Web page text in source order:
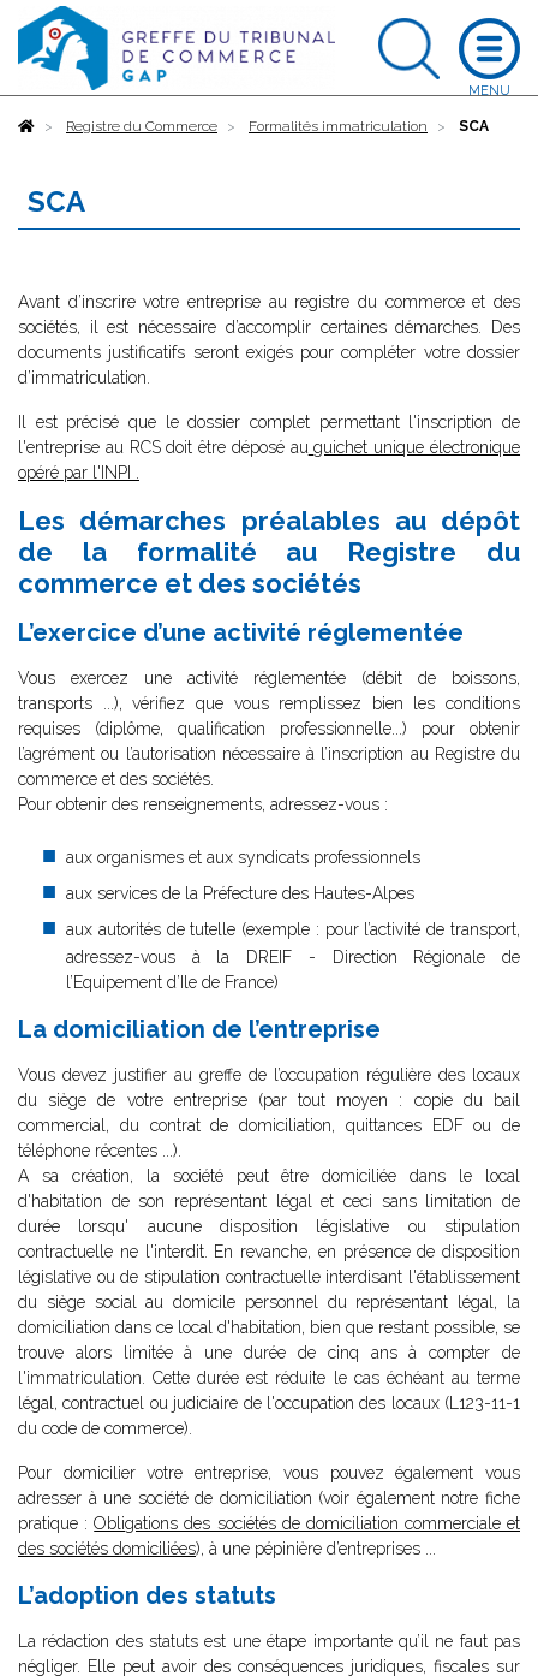
AccueilRegistre du Commerce Formalités immatriculation SCA
SCA
Avant d’inscrire votre entreprise au registre du commerce et des
sociétés, il est nécessaire d’accomplir certaines démarches. Des
documents justificatifs seront exigés pour compléter votre dossier
d’immatriculation.
Il est précisé que le dossier complet permettant l'inscription de
l'entreprise au RCS doit être déposé au guichet unique électronique
opéré par l'INPI
Les démarches préalables au dépôt
de la formalité au Registre du
commerce et des sociétés
L’exercice d’une activité réglementée
Vous exercez une activité réglementée (débit de boissons,
transports ...), vérifiez que vous remplissez bien les conditions
requises (diplôme, qualification professionnelle...) pour obtenir
l’agrément ou l’autorisation nécessaire à l’inscription au Registre du
commerce et des sociétés.
Pour obtenir des renseignements, adressez-vous :
aux organismes et aux syndicats professionnels
aux services de la Préfecture des Hautes-Alpes
aux autorités de tutelle (exemple : pour l’activité de transport,
adressez-vous à la DREIF - Direction Régionale de
l’Equipement d’Ile de France)
La domiciliation de l’entreprise
Vous devez justifier au greffe de l’occupation régulière des locaux
du siège de votre entreprise (par tout moyen : copie du bail
commercial, du contrat de domiciliation, quittances EDF ou de
téléphone récentes ...).
A sa création, la société peut être domiciliée dans le local
d'habitation de son représentant légal et ceci sans limitation de
durée lorsqu' aucune disposition législative ou stipulation
contractuelle ne l'interdit. En revanche, en présence de disposition
législative ou de stipulation contractuelle interdisant l'établissement
du siège social au domicile personnel du représentant légal, la
domiciliation dans ce local d'habitation, bien que restant possible, se
trouve alors limitée à une durée de cinq ans à compter de
l'immatriculation. Cette durée est réduite le cas échéant au terme
légal, contractuel ou judiciaire de l'occupation des locaux (L123-11-1
du code de commerce).
Pour domicilier votre entreprise, vous pouvez également vous
adresser à une société de domiciliation (voir également notre fiche
pratique :Obligations des sociétés de domiciliation commerciale et
des sociétés domiciliées), à une pépinière d’entreprises ...
L’adoption des statuts
La rédaction des statuts est une étape importante qu’il ne faut pas
négliger. Elle peut avoir des conséquences juridiques, fiscales sur